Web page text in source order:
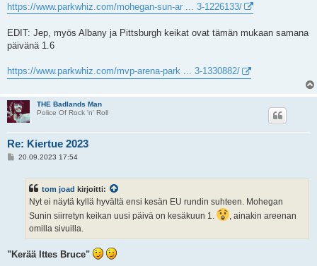
https://www.parkwhiz.com/mohegan-sun-ar ... 3-1226133/
EDIT: Jep, myös Albany ja Pittsburgh keikat ovat tämän mukaan samana
päivänä 1.6
https://www.parkwhiz.com/mvp-arena-park ... 3-1330882/
THE Badlands Man
Police Of Rock 'n' Roll
Re: Kiertue 2023
V20.09.2023 17:54
tom joad kirjoitti:
Nyt ei näytä kyllä hyvältä ensi kesän EU rundin suhteen. Mohegan
Sunin siirretyn keikan uusi päivä on kesäkuun 1.
, ainakin areenan
omilla sivuilla.
"Kerää Ittes Bruce"